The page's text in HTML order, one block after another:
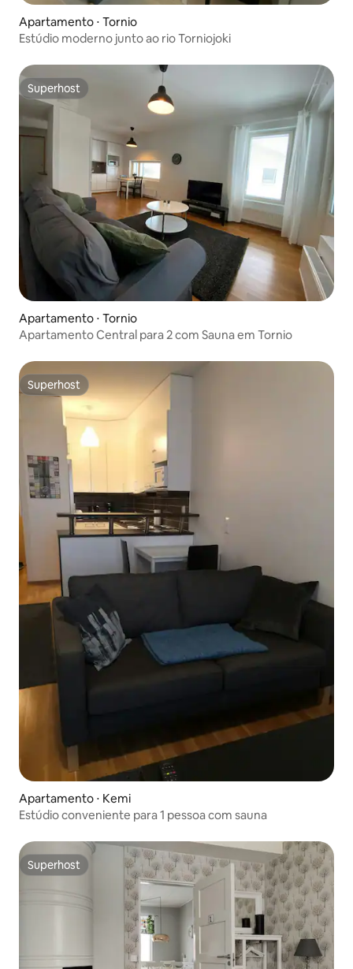
Apartamento ⋅ Tornio
Estúdio moderno junto ao rio Torniojoki
Superhost
Superhost
Apartamento ⋅ Tornio
Apartamento Central para 2 com Sauna em Tornio
Superhost
Superhost
Apartamento ⋅ Kemi
Estúdio conveniente para 1 pessoa com sauna
Superhost
Superhost